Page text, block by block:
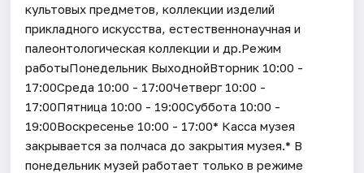
культовых предметов, коллекции изделий
прикладного искусства, естественнонаучная и
палеонтологическая коллекции и др.Режим
работыПонедельник ВыходнойВторник 10:00 -
17:00Среда 10:00 - 17:00Четверг 10:00 -
17:00Пятница 10:00 - 19:00Суббота 10:00 -
19:00Воскресенье 10:00 - 17:00* Касса музея
закрывается за полчаса до закрытия музея.* В
понедельник музей работает только в режиме